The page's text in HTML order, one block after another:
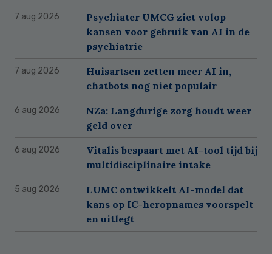
7 aug 2026
Psychiater UMCG ziet volop
kansen voor gebruik van AI in de
psychiatrie
7 aug 2026
Huisartsen zetten meer AI in,
chatbots nog niet populair
6 aug 2026
NZa: Langdurige zorg houdt weer
geld over
6 aug 2026
Vitalis bespaart met AI-tool tijd bij
multidisciplinaire intake
5 aug 2026
LUMC ontwikkelt AI-model dat
kans op IC-heropnames voorspelt
en uitlegt